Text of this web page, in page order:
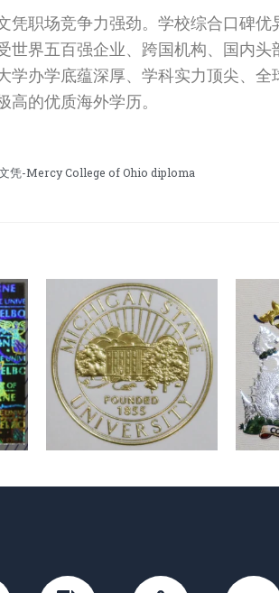
凭职场竞争力强劲。学校综合口碑
世界五百强企业、跨国机构、国内
学办学底蕴深厚、学科实力顶尖、
高的优质海外学历。
凭-Mercy College of Ohio diploma